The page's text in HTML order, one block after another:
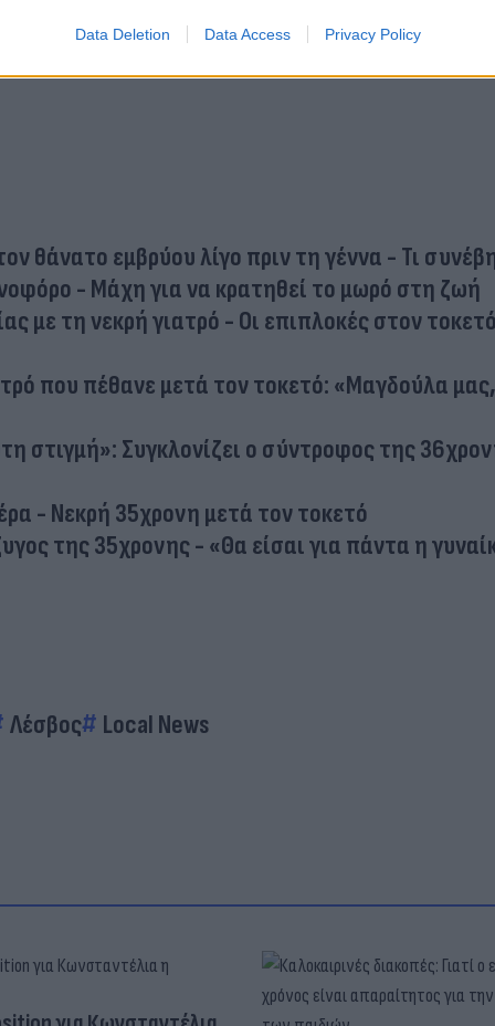
Data Deletion Data Access Privacy Policy
θάνατο εμβρύου λίγο πριν τη γέννα - Τι
- Μάχη για να κρατηθεί το μωρό στη ζωή
με τη νεκρή γιατρό - Οι επιπλοκές στον
που πέθανε μετά τον τοκετό: «Μαγδούλα μας,
στιγμή»: Συγκλονίζει ο σύντροφος της
- Νεκρή 35χρονη μετά τον τοκετό
της 35χρονης - «Θα είσαι για πάντα η
Λέσβος Local News